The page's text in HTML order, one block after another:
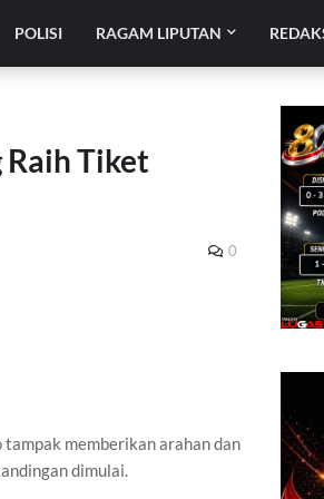
POLISI RAGAM LIPUTAN
Raih Tiket
0
tampak memberikan arahan dan
dimulai.